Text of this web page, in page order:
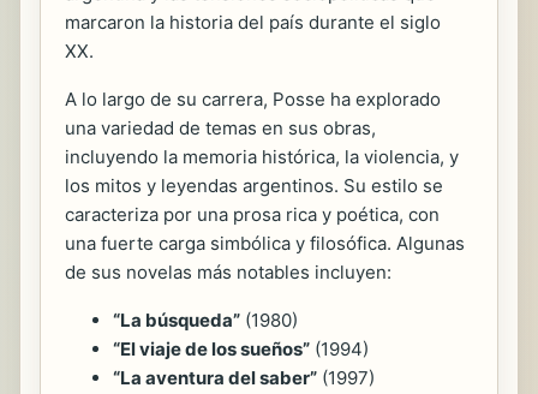
marcaron la historia del país durante el siglo
XX.
A lo largo de su carrera, Posse ha explorado
una variedad de temas en sus obras,
incluyendo la memoria histórica, la violencia, y
los mitos y leyendas argentinos. Su estilo se
caracteriza por una prosa rica y poética, con
una fuerte carga simbólica y filosófica. Algunas
de sus novelas más notables incluyen:
“La búsqueda” (1980)
“El viaje de los sueños” (1994)
“La aventura del saber” (1997)